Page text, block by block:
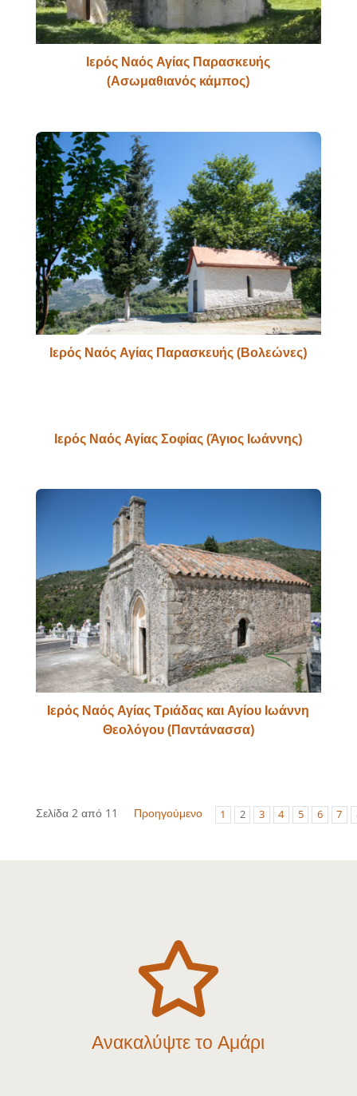
Ιερός Ναός Αγίας Παρασκευής
(Ασωμαθιανός κάμπος)
Ιερός Ναός Αγίας Παρασκευής (Βολεώνες)
Ιερός Ναός Αγίας Σοφίας (Άγιος Ιωάννης)
Ιερός Ναός Αγίας Τριάδας και Αγίου Ιωάννη
Θεολόγου (Παντάνασσα)
Σελίδα 2 από 11 Προηγούμενο 1 2 3 4 5 6 7

Ανακαλύψτε το Αμάρι